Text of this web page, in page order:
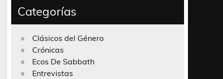
Categorías
Clásicos del Género
Crónicas
Ecos De Sabbath
Entrevistas